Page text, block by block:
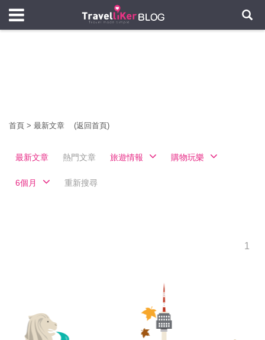
首頁 > 最新文章 (返回首頁)
最新文章 熱門文章 旅遊情報 購物玩樂
6個月 重新搜尋
1